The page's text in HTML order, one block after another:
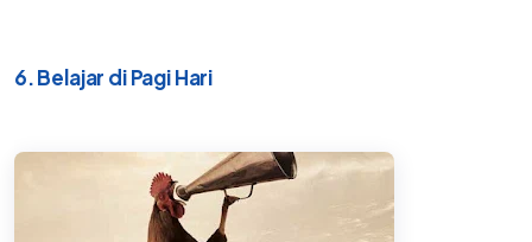
6. Belajar di Pagi Hari